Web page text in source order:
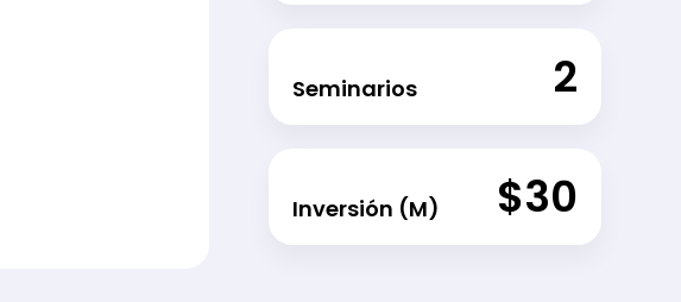
Seminarios 2
Inversión (M) $30